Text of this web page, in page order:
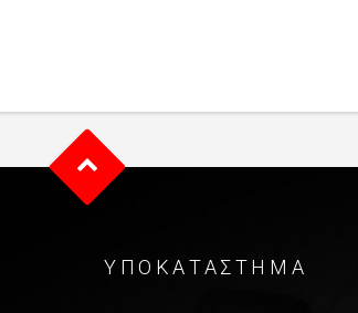
ΥΠΟΚΑΤΑΣΤΗΜΑ